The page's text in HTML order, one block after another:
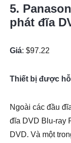
5.
phát đĩa
Giá: $97.22
Thiết bị được
Ngoài các đầu
đĩa DVD Blu-ray
DVD. Và một